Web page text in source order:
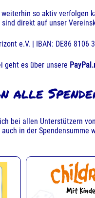
so aktiv
direkt auf unser
e.V. | IBAN: DE86 8106
geht es über unsere
alle
bei allen Unterstützern
in der